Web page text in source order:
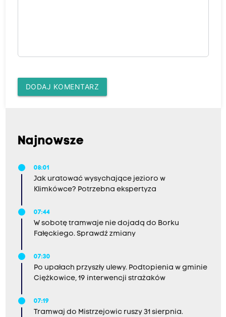
DODAJ KOMENTARZ
Najnowsze
08:01
Jak uratować wysychające jezioro w
Klimkówce? Potrzebna ekspertyza
07:44
W sobotę tramwaje nie dojadą do Borku
Fałęckiego. Sprawdź zmiany
07:30
Po upałach przyszły ulewy. Podtopienia w gminie
Ciężkowice, 19 interwencji strażaków
07:19
Tramwaj do Mistrzejowic ruszy 31 sierpnia.